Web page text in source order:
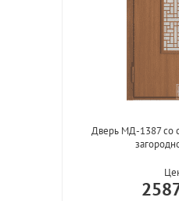
Дверь МД-1387 со